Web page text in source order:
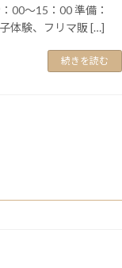
00～15：00 準備：
体験、フリマ販 […]
続きを読む